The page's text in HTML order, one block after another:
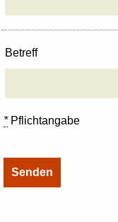
Betreff
*Pflichtangabe